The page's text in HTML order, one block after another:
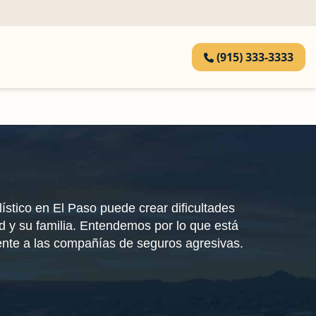
(915) 333-3333
en El Paso puede crear dificultades
y su familia. Entendemos por lo que está
a las compañías de seguros agresivas.